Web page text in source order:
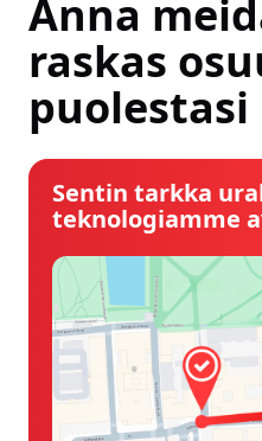
Anna
raskas
puolestasi
Sentin tarkka
teknologiamme